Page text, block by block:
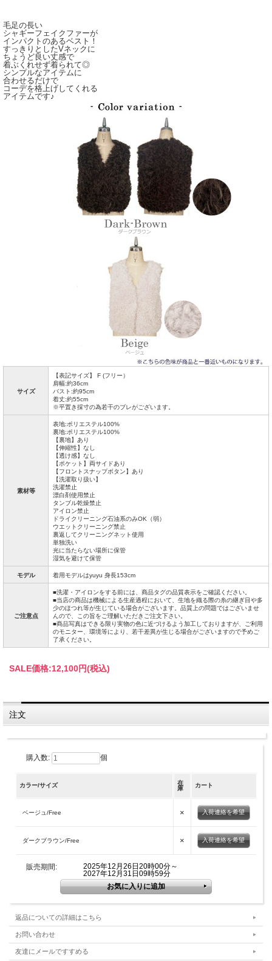
毛足の長い
シャギーフェイクファーが
インパクトのあるベスト！
すっきりとしたVネックに
ちょうど良い丈感で
着ぶくれせず着られて◎
シンプルなアイテムに
合わせるだけで
コーデを格上げしてくれる
アイテムです♪
サイズ
【表記サイズ】 F (フリー）
肩幅:約36cm
バスト:約95cm
着丈:約55cm
※平置き採寸の為若干のブレがございます。
素材等
表地:ポリエステル100%
裏地:ポリエステル100%
【裏地】あり
【伸縮性】なし
【透け感】なし
【ポケット】両サイドあり
【フロントスナップボタン】あり
【洗濯取り扱い】
洗濯禁止
漂白剤使用禁止
タンブル乾燥禁止
アイロン禁止
ドライクリーニング石油系のみOK（弱）
ウエットクリーニング禁止
裏返してクリーニングネット使用
単独洗い
光に当たらない場所に保管
湿気を避けて保管
モデル 着用モデルはyuyu 身長153cm
ご注意点
■洗濯・アイロンをする前には、商品タグの品質表示をご確認ください。
■当店の商品は機械による生産過程において、生地を織る際の糸の継ぎ目や多
少のほつれ等が生じている場合がございます。品質上の問題ではございませ
んので、この旨をご理解いただきご注文下さい。
■商品写真はできる限り実物の色に近づけるよう加工しておりますが、ご利用
のモニター、環境等により、若干差異が生じる場合がございますので予めご
了承ください。
SALE価格:12,100円(税込)
注文
購入数: 個
カラー/サイズ
在
庫
カート
ベージュ/Free × 入荷連絡を希望
ダークブラウン/Free × 入荷連絡を希望
販売期間:
2025年12月26日20時00分～
2027年12月31日09時59分
返品についての詳細はこちら
お問い合わせ
友達にメールですすめる